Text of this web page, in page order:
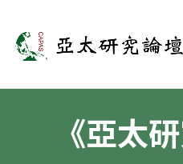
亞太研究論壇
《亞太